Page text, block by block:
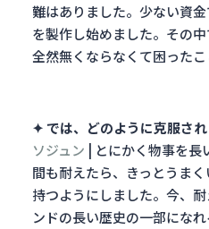
難はありました。少ない資
を製作し始めました。その
全然無くならなくて困ったこ
✦ では、どのように克服さ
ソジュン
とにかく物事を長
間も耐えたら、きっとうま
持つようにしました。今、
ンドの長い歴史の一部にな